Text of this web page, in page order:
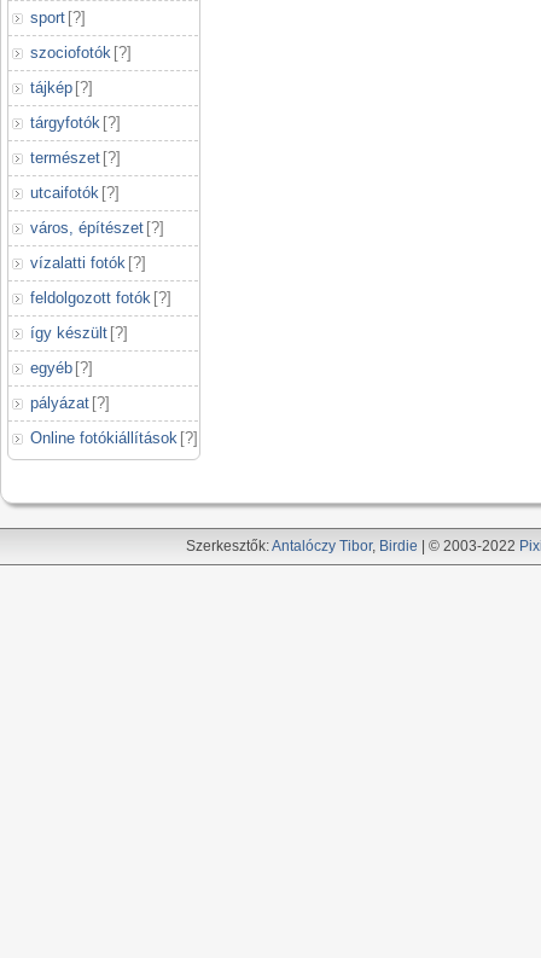
sport [?]
szociofotók [?]
tájkép [?]
tárgyfotók [?]
természet [?]
utcaifotók [?]
város, építészet [?]
vízalatti fotók [?]
feldolgozott fotók [?]
így készült [?]
egyéb [?]
pályázat [?]
Online fotókiállítások [?]
Szerkesztők:Antalóczy Tibor, Birdie | © 2003-2022